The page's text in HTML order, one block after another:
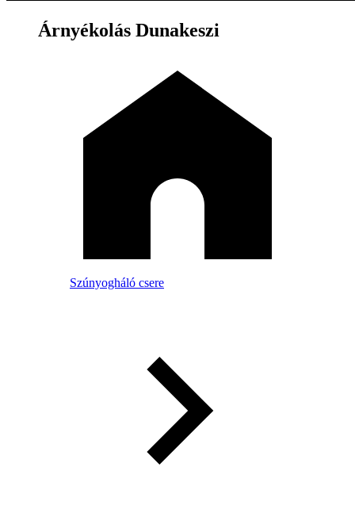
Árnyékolás Dunakeszi
Szúnyogháló csere